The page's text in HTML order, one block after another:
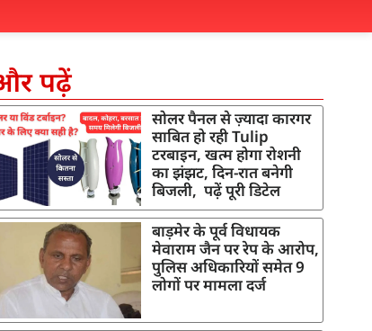
पढ़ें
सोलर पैनल से ज़्यादा कारगर
साबित हो रही Tulip
टरबाइन, खत्म होगा रोशनी
का झंझट, दिन-रात बनेगी
बिजली, पढ़ें पूरी डिटेल
बाड़मेर के पूर्व विधायक
मेवाराम जैन पर रेप के आरोप,
पुलिस अधिकारियों समेत 9
लोगों पर मामला दर्ज